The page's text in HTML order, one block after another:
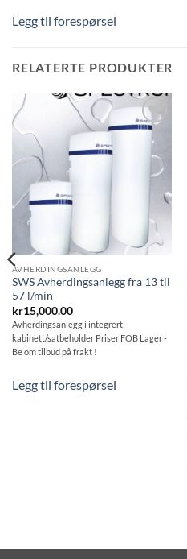
Legg til forespørsel
RELATERTE PRODUKTER
Be
om
pris
AVHERDINGSANLEGG
SWS Avherdingsanlegg fra 13 til
57 l/min
kr15,000.00
Avherdingsanlegg i integrert
kabinett/satbeholder Priser FOB Lager -
Be om tilbud på frakt !
Legg til forespørsel